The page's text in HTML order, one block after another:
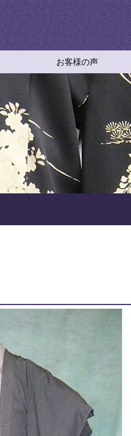
Ａ
お客様の声